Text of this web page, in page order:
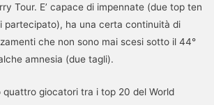
Tour. E’ capace di impennate (due top ten
partecipato), ha una certa continuità di
che non sono mai scesi sotto il 44°
amnesia (due tagli).
quattro giocatori tra i top 20 del World